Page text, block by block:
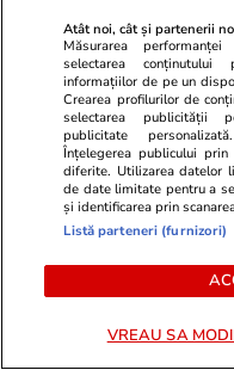
Lifestyle
Cum se face
franceză – cum
care sunt avantajele
Atât noi, cât și partenerii
Măsurarea
selectarea conținutului
informațiilor de pe un
Crearea profilurilor de
selectarea publicității
publicitate
Înțelegerea publicului
diferite. Utilizarea datelor
de date limitate pentru a
și identificarea prin
Listă parteneri (furnizori)
VREAU SA